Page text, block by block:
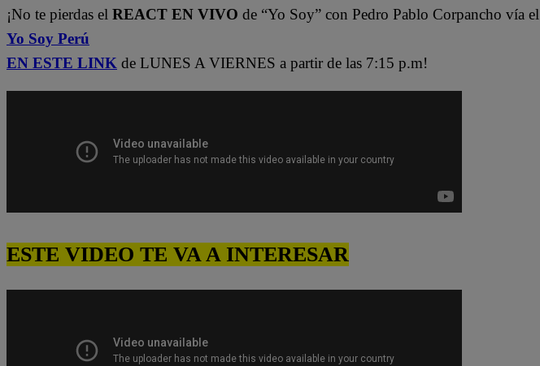
¡No te pierdas el REACT EN VIVO de “Yo Soy” con Pedro Pablo Corpancho vía el
Yo Soy Perú
EN ESTE LINK de LUNES A VIERNES a partir de las 7:15 p.m!
ESTE VIDEO TE VA A INTERESAR